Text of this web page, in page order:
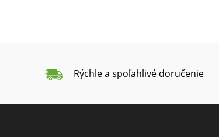
Rýchle a spoľahlivé doručenie